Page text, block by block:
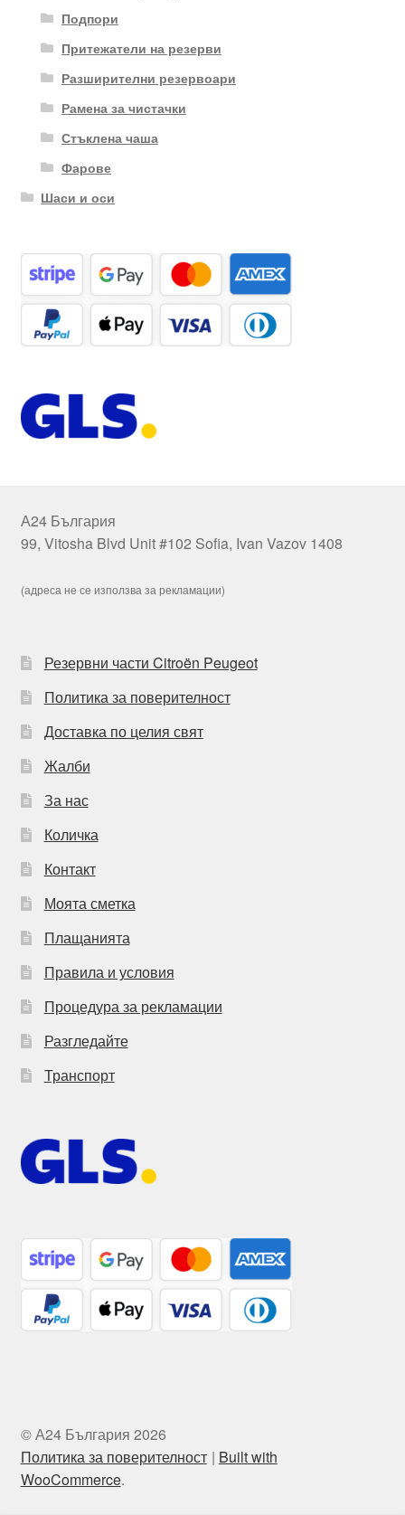
Подпори
Притежатели на резерви
Разширителни резервоари
Рамена за чистачки
Стъклена чаша
Фарове
Шаси и оси
А24 България
99, Vitosha Blvd Unit #102 Sofia, Ivan Vazov 1408
(адреса не се използва за рекламации)
Резервни части Citroën Peugeot
Политика за поверителност
Доставка по целия свят
Жалби
За нас
Количка
Контакт
Моята сметка
Плащанията
Правила и условия
Процедура за рекламации
Разгледайте
Транспорт
© А24 България 2026
Политика за поверителност
Built with
WooCommerce.